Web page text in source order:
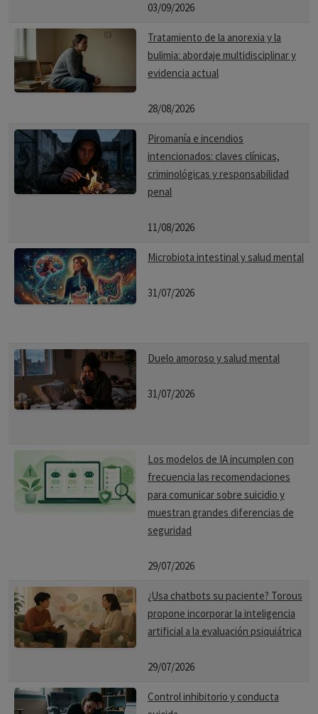
03/09/2026
Tratamiento de la anorexia y la
bulimia: abordaje multidisciplinar y
evidencia actual
28/08/2026
Piromanía e incendios
intencionados: claves clínicas,
criminológicas y responsabilidad
penal
11/08/2026
Microbiota intestinal y salud mental
31/07/2026
Duelo amoroso y salud mental
31/07/2026
Los modelos de IA incumplen con
frecuencia las recomendaciones
para comunicar sobre suicidio y
muestran grandes diferencias de
seguridad
29/07/2026
¿Usa chatbots su paciente? Torous
propone incorporar la inteligencia
artificial a la evaluación psiquiátrica
29/07/2026
Control inhibitorio y conducta